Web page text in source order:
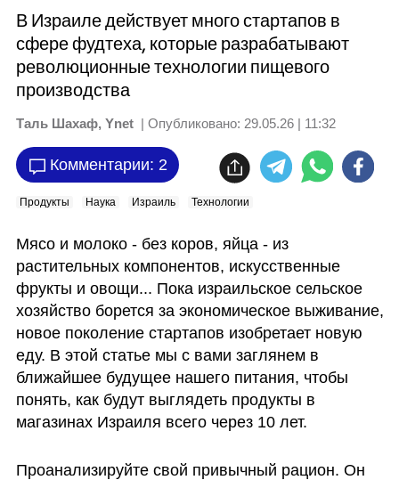
В Израиле действует много стартапов в
сфере фудтеха, которые разрабатывают
революционные технологии пищевого
производства
Таль Шахаф, Ynet | Опубликовано: 29.05.26 | 11:32
Комментарии: 2
Продукты Наука Израиль Технологии
Мясо и молоко - без коров, яйца - из
растительных компонентов, искусственные
фрукты и овощи... Пока израильское сельское
хозяйство борется за экономическое выживание,
новое поколение стартапов изобретает новую
еду. В этой статье мы с вами заглянем в
ближайшее будущее нашего питания, чтобы
понять, как будут выглядеть продукты в
магазинах Израиля всего через 10 лет.
Проанализируйте свой привычный рацион. Он